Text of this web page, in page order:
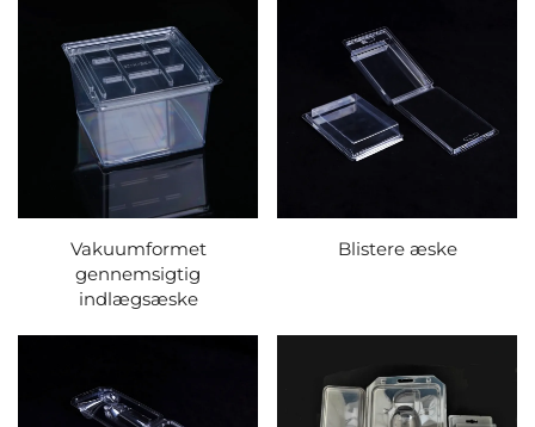
Vakuumformet
gennemsigtig
indlægsæske
Blistere æske